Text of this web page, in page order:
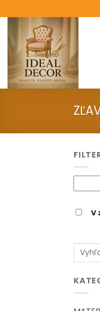
to
content
V
Hľadať: